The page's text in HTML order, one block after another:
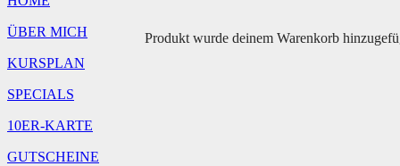
Produkt wurde deinem Warenkorb
ÜBER MICH
KURSPLAN
SPECIALS
10ER-KARTE
GUTSCHEINE